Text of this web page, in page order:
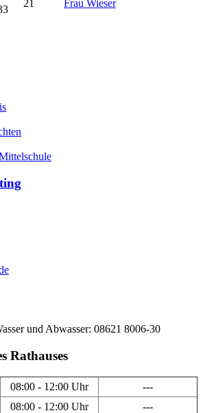
21
und Abwasser: 08621 8006-30
Rathauses
08:00 - 12:00 Uhr
---
08:00 - 12:00 Uhr ---